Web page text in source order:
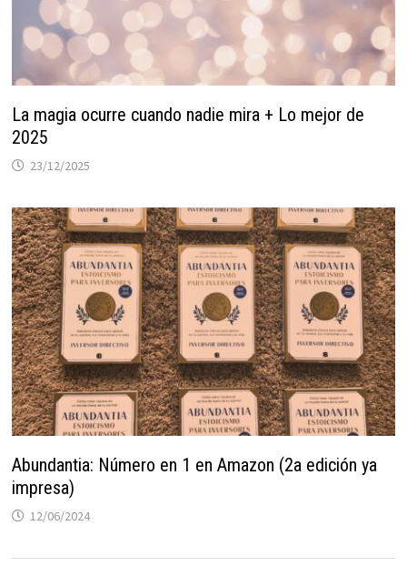
La magia ocurre cuando nadie mira + Lo mejor de
2025
23/12/2025
Abundantia: Número en 1 en Amazon (2a edición ya
impresa)
12/06/2024